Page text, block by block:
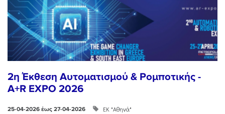
2η Έκθεση Αυτοματισμού & Ρομποτικής -
A+R EXPO 2026
25-04-2026 έως 27-04-2026 ΕΚ "Αθηνά"